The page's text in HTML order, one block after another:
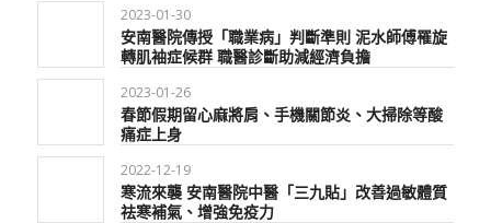
2023-01-30
安南醫院傳授「職業病」判斷準則 泥水師傅罹旋
轉肌袖症候群 職醫診斷助減經濟負擔
2023-01-26
春節假期留心麻將肩、手機關節炎、大掃除等酸
痛症上身
2022-12-19
寒流來襲 安南醫院中醫「三九貼」改善過敏體質
祛寒補氣、增強免疫力